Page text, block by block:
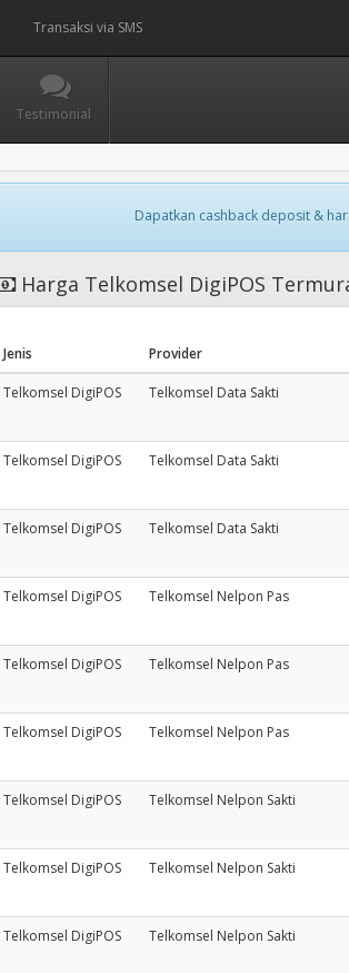
Transaksi via SMS
Testimonial
Dapatkan cashback deposit &
Harga Telkomsel DigiPOS
Jenis Provider
Telkomsel DigiPOS Telkomsel Data Sakti
Telkomsel DigiPOS Telkomsel Data Sakti
Telkomsel DigiPOS Telkomsel Data Sakti
Telkomsel DigiPOS Telkomsel Nelpon Pas
Telkomsel DigiPOS Telkomsel Nelpon Pas
Telkomsel DigiPOS Telkomsel Nelpon Pas
Telkomsel DigiPOS Telkomsel Nelpon Sakti
Telkomsel DigiPOS Telkomsel Nelpon Sakti
Telkomsel DigiPOS Telkomsel Nelpon Sakti